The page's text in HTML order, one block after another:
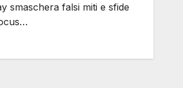
smaschera falsi miti e sfide